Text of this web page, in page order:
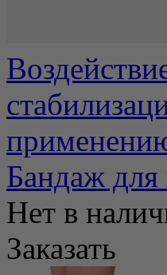
Бандаж
Нет в
Заказать